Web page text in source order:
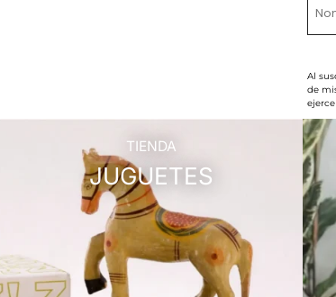
Al
de
TIENDA
JUGUETES